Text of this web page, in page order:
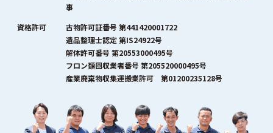
事
資格許可
古物許可証番号 第441420001722
遺品整理士認定 第IS24922号
解体許可番号 第20553000495号
フロン類回収業者番号 第205520000495号
産業廃棄物収集運搬業許可 第01200235128号